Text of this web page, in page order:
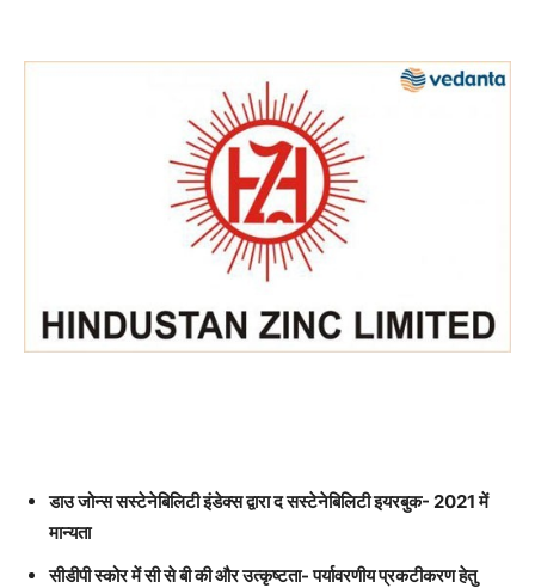
डाउ जोन्स सस्टेनेबिलिटी इंडेक्स द्वारा द सस्टेनेबिलिटी इयरबुक- 2021 में
मान्यता
सीडीपी स्कोर में सी से बी की और उत्कृष्टता- पर्यावरणीय प्रकटीकरण हेतु